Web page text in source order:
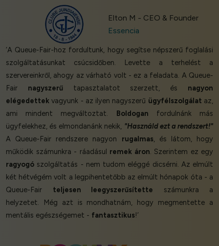
Elton M - CEO & Founder
Essencia
‘A Queue-Fair-hoz fordultunk, hogy segítse népszerű foglalási
szolgáltatásunkat csúcsidőben. Levette a terhelést a
szervereinkről, ahogy az várható volt - ez a feladata. A Queue-
Fair nagyszerűtapasztalatot szerzett, és nagyon
elégedettek vagyunk - az ilyen nagyszerű ügyfélszolgálat az,
ami mindent megváltoztat. Boldogan fordulnánk más
ügyfelekhez, és elmondanánk nekik, "Használd ezt a rendszert!"
A Queue-Fair rendszere nagyon rugalmas, és látom, hogy
működik számunkra - ráadásul remek áron. Szerintem ez egy
ragyogó szolgáltatás - nem tudom eléggé dicsérni. Az elmúlt
két hétvégém volt a legpihentetőbb az elmúlt hónapok óta - a
Queue-Fair teljesen leegyszerűsítette számunkra a
helyzetet. Még azt is mondhatnám, hogy megmentette a
mentális egészségemet - fantasztikus!’